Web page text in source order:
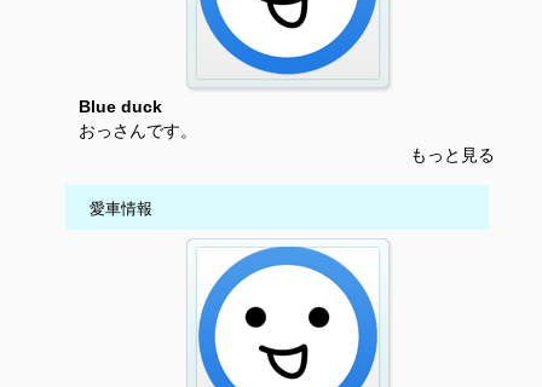
Blue duck
おっさんです。
もっと見る
愛車情報